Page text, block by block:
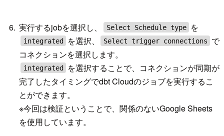
実行するjobを選択し、 Select Schedule type を
integrated を選択、 Select trigger connections
で
コネクションを選択します。
integrated
を選択することで、コネクションが同期が
完了したタイミングでdbt Cloudのジョブを実行するこ
とができます。
※今回は検証ということで、関係のないGoogle Sheets
を使用しています。